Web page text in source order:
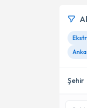
Şehir